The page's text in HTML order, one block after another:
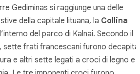
Gediminas si raggiunge una delle
della capitale lituana, la Collina
del parco di Kalnai. Secondo il
frati francescani furono
e altri sette legati a croci di legno e